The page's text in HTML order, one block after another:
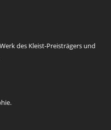
des Kleist-Preisträgers und